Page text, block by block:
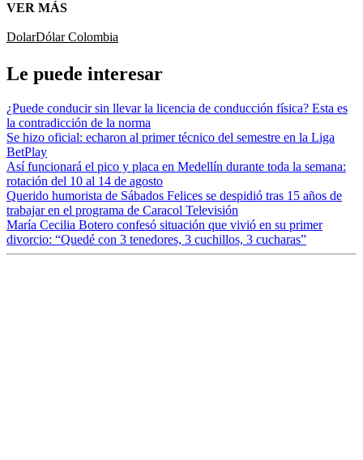
VER MÁS
DolarDólar Colombia
Le puede interesar
¿Puede conducir sin llevar la licencia de conducción física? Esta es
la contradicción de la norma
Se hizo oficial: echaron al primer técnico del semestre en la Liga
BetPlay
Así funcionará el pico y placa en Medellín durante toda la semana:
rotación del 10 al 14 de agosto
Querido humorista de Sábados Felices se despidió tras 15 años de
trabajar en el programa de Caracol Televisión
María Cecilia Botero confesó situación que vivió en su primer
divorcio: “Quedé con 3 tenedores, 3 cuchillos, 3 cucharas”